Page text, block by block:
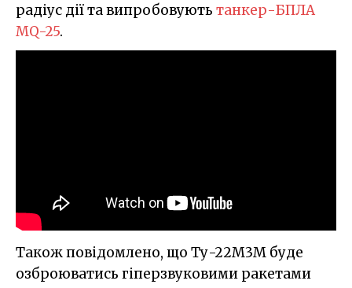
радіус дії та випробовують танкер-БПЛА
MQ-25.
Також повідомлено, що Ту-22М3М буде
озброюватись гіперзвуковими ракетами